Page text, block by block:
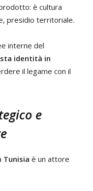
è cultura
presidio territoriale.
interne del
identità in
il legame con il
e
Tunisia è un attore